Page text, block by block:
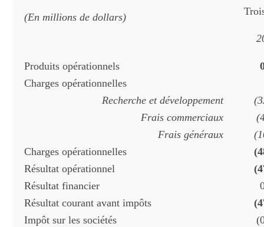
(En millions de dollars)
Produits opérationnels
Charges opérationnelles
Recherche et développement
Frais commerciaux
Frais généraux
Charges opérationnelles
Résultat opérationnel
Résultat financier
Résultat courant avant impôts
Impôt sur les sociétés